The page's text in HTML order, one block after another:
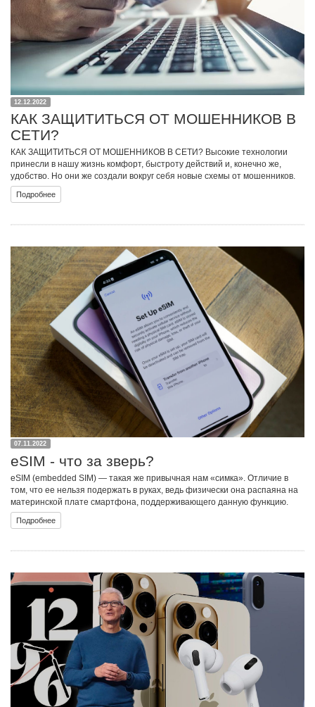
12.12.2022
КАК ЗАЩИТИТЬСЯ ОТ МОШЕННИКОВ В
СЕТИ?
КАК ЗАЩИТИТЬСЯ ОТ МОШЕННИКОВ В СЕТИ? Высокие технологии
принесли в нашу жизнь комфорт, быстроту действий и, конечно же,
удобство. Но они же создали вокруг себя новые схемы от мошенников.
Подробнее
07.11.2022
eSIM - что за зверь?
eSIM (embedded SIM) — такая же привычная нам «симка». Отличие в
том, что ее нельзя подержать в руках, ведь физически она распаяна на
материнской плате смартфона, поддерживающего данную функцию.
Подробнее